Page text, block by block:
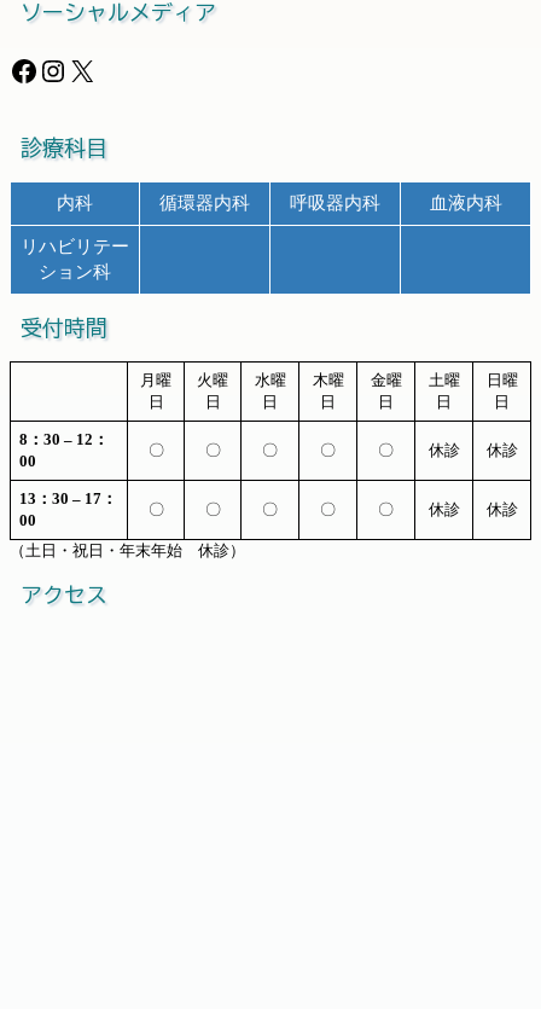
ソーシャルメディア
Facebook Instagram X
診療科目
内科 循環器内科 呼吸器内科 血液内科
リハビリテー
ション科
受付時間
月曜
日
火曜
日
水曜
日
木曜
日
金曜
日
土曜
日
日曜
日
8：30 – 12：
00
〇 〇 〇 〇 〇 休診 休診
13：30 – 17：
00
〇 〇 〇 〇 〇 休診 休診
（土日・祝日・年末年始 休診）
アクセス